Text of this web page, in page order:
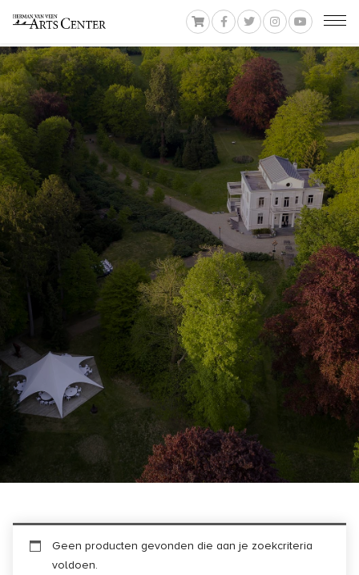
Geen producten gevonden die aan je zoekcriteria
voldoen.